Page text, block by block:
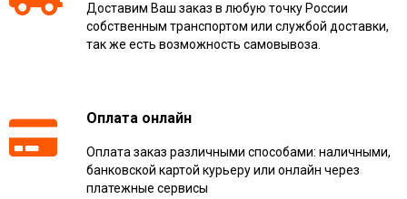
Доставим Ваш заказ в любую точку России
собственным транспортом или службой доставки,
так же есть возможность самовывоза.
Оплата онлайн
Оплата заказ различными способами: наличными,
банковской картой курьеру или онлайн через
платежные сервисы